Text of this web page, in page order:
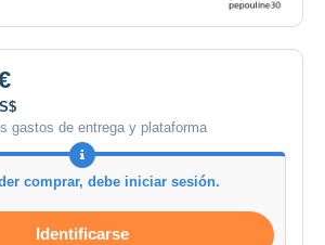
gastos de entrega y plataforma
comprar, debe iniciar sesión.
Identificarse